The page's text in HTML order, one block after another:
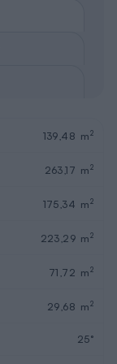
139,48 m2
263,17 m2
175,34 m2
223,29 m2
71,72 m2
29,68 m2
25°